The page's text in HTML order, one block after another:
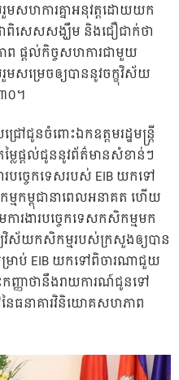
រួមសហការគ្នាអនុវត្តដោយយក
ពិសេសសង្ឃឹម និងជឿជាក់ថា
ព ផ្តល់កិច្ចសហការជាមួយ
សម្រេចឲ្យបាននូវចក្ខុវិស័យ
០។
ៅជូនចំពោះឯកឧត្ដមរដ្ឋមន្ត្រី
ៃផ្តល់ជូននូវព័ត៌មានសំខាន់ៗ
បច្ចេកទេសរបស់ EIB យកទៅ
កម្ពុជានាពេលអនាគត ហើយ
ារងារបច្ចេកទេសកសិកម្មមក
ឍវិស័យកសិកម្មរបស់ក្រសួងឲ្យបាន
រាប់ EIB យកទៅពិចារណាជួយ
ញ្ញាថានឹងរាយការណ៍ជូនទៅ
ៃធនាគារវិនិយោគសហភាព